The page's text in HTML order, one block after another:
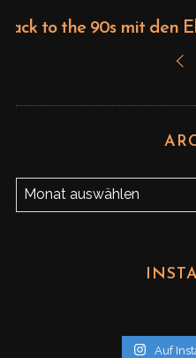
A
r
Auf